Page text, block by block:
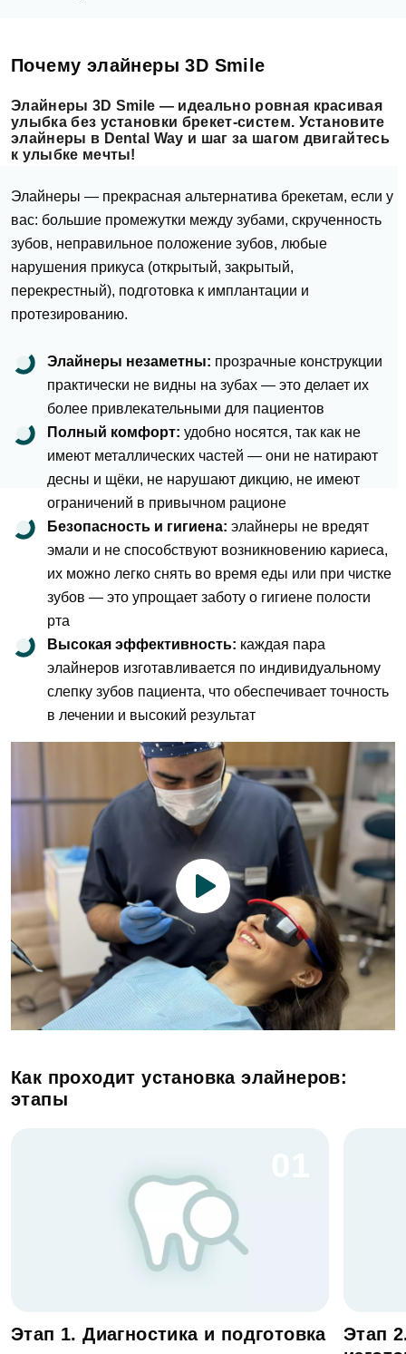
Почему элайнеры 3D Smile
Элайнеры 3D Smile — идеально ровная красивая
улыбка без установки брекет-систем. Установите
элайнеры в Dental Way и шаг за шагом двигайтесь
к улыбке мечты!
Элайнеры — прекрасная альтернатива брекетам, если у
вас: большие промежутки между зубами, скрученность
зубов, неправильное положение зубов, любые
нарушения прикуса (открытый, закрытый,
перекрестный), подготовка к имплантации и
протезированию.
Элайнеры незаметны: прозрачные конструкции
практически не видны на зубах — это делает их
более привлекательными для пациентов
Полный комфорт: удобно носятся, так как не
имеют металлических частей — они не натирают
десны и щёки, не нарушают дикцию, не имеют
ограничений в привычном рационе
Безопасность и гигиена: элайнеры не вредят
эмали и не способствуют возникновению кариеса,
их можно легко снять во время еды или при чистке
зубов — это упрощает заботу о гигиене полости
рта
Высокая эффективность: каждая пара
элайнеров изготавливается по индивидуальному
слепку зубов пациента, что обеспечивает точность
в лечении и высокий результат
Как проходит установка элайнеров:
этапы
Этап 1. Диагностика и подготовка
Этап